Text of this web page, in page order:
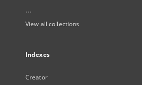
...
View all collections
Indexes
Creator